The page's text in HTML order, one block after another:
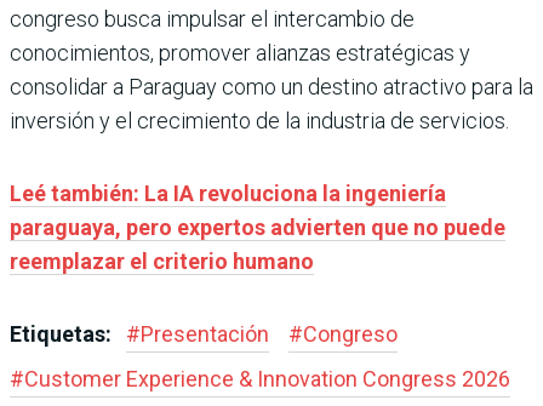
congreso busca impulsar el intercambio de
conocimientos, promover alianzas estratégicas y
consolidar a Paraguay como un destino atractivo para la
inversión y el crecimiento de la industria de servicios.
Leé también: La IA revoluciona la ingeniería
paraguaya, pero expertos advierten que no puede
reemplazar el criterio humano
Etiquetas: #Presentación #Congreso
#Customer Experience & Innovation Congress 2026